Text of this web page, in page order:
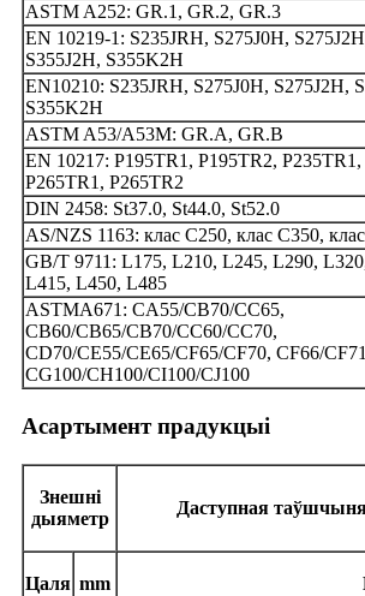
ASTM A252: GR.1, GR.2, GR.3
EN 10219-1: S235JRH, S275J0H,
S355J2H, S355K2H
EN10210: S235JRH, S275J0H, S275J2H,
S355K2H
ASTM A53/A53M: GR.A, GR.B
EN 10217: P195TR1, P195TR2,
P265TR1, P265TR2
DIN 2458: St37.0, St44.0, St52.0
AS/NZS 1163: клас C250, клас C350,
GB/T 9711: L175, L210, L245, L290,
L415, L450, L485
ASTMA671: CA55/CB70/CC65,
CB60/CB65/CB70/CC60/CC70,
CD70/CE55/CE65/CF65/CF70, CF66/
CG100/CH100/CI100/CJ100
Асартымент прадукцыі
Знешні
дыяметр
Даступная таўшчыня
Цаля mm